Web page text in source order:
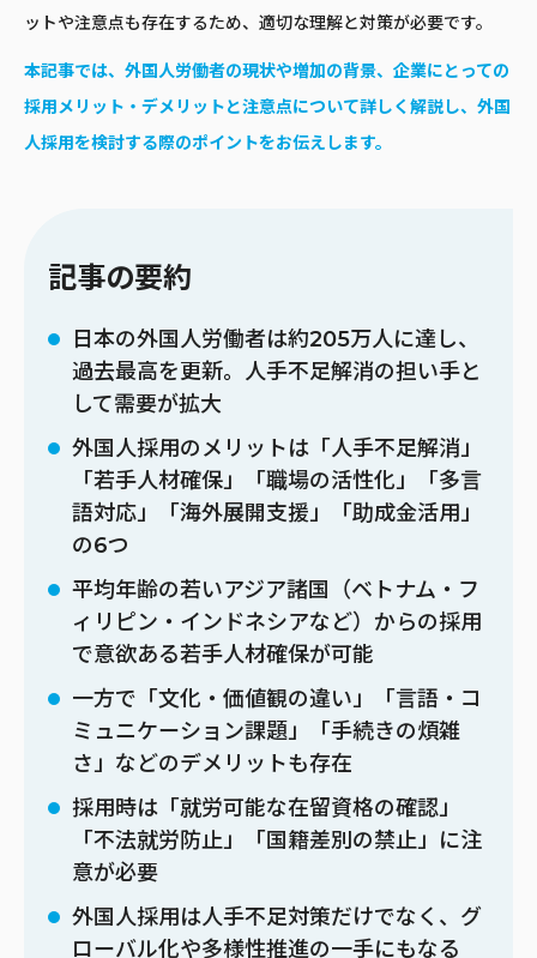
ットや注意点も存在するため、適切な理解と対策が必要です。
本記事では、外国人労働者の現状や増加の背景、企業にとっての
採用メリット・デメリットと注意点について詳しく解説し、外国
人採用を検討する際のポイントをお伝えします。
記事の要約
日本の外国人労働者は約205万人に達し、
過去最高を更新。人手不足解消の担い手と
して需要が拡大
外国人採用のメリットは「人手不足解消」
「若手人材確保」「職場の活性化」「多言
語対応」「海外展開支援」「助成金活用」
の6つ
平均年齢の若いアジア諸国（ベトナム・フ
ィリピン・インドネシアなど）からの採用
で意欲ある若手人材確保が可能
一方で「文化・価値観の違い」「言語・コ
ミュニケーション課題」「手続きの煩雑
さ」などのデメリットも存在
採用時は「就労可能な在留資格の確認」
「不法就労防止」「国籍差別の禁止」に注
意が必要
外国人採用は人手不足対策だけでなく、グ
ローバル化や多様性推進の一手にもなる